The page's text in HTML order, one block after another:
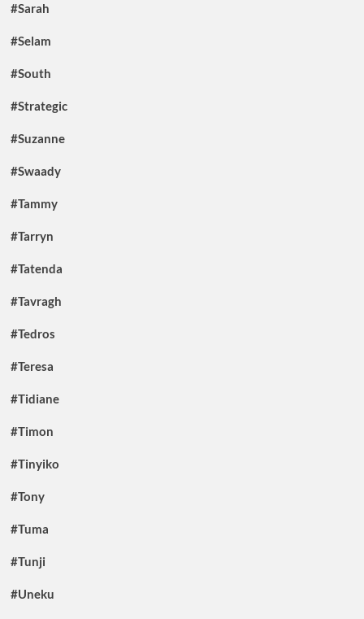
#Sarah
#Selam
#South
#Strategic
#Suzanne
#Swaady
#Tammy
#Tarryn
#Tatenda
#Tavragh
#Tedros
#Teresa
#Tidiane
#Timon
#Tinyiko
#Tony
#Tuma
#Tunji
#Uneku